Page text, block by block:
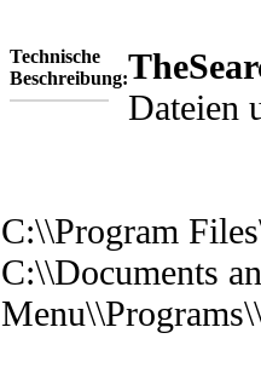
Technische
Beschreibung:
Dateien
C:\\Program
C:\\Documents